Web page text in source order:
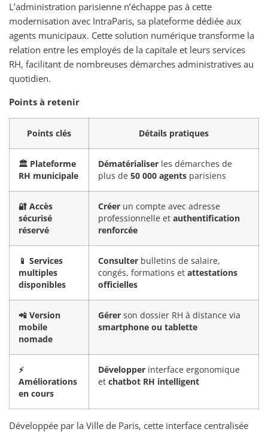
L’administration parisienne n’échappe pas à cette
modernisation avec IntraParis, sa plateforme dédiée aux
agents municipaux. Cette solution numérique transforme la
relation entre les employés de la capitale et leurs services
RH, facilitant de nombreuses démarches administratives au
quotidien.
Points à retenir
Points clés Détails pratiques
🏛️ Plateforme
RH municipale
Dématérialiser les démarches de
plus de 50 000 agents parisiens
🔐 Accès
sécurisé
réservé
Créer un compte avec adresse
professionnelle et authentification
renforcée
📱 Services
multiples
disponibles
Consulter bulletins de salaire,
congés, formations et attestations
officielles
📲 Version
mobile
nomade
Gérer son dossier RH à distance via
smartphone ou tablette
⚡
Améliorations
en cours
Développer interface ergonomique
et chatbot RH intelligent
Développée par la Ville de Paris, cette interface centralisée